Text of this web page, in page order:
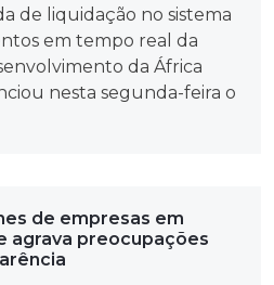
de liquidação no sistema
em tempo real da
da África
nesta segunda-feira o
de empresas em
agrava preocupações